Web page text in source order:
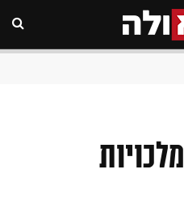
מלכויות